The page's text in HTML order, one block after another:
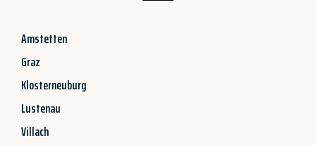
Amstetten
Graz
Klosterneuburg
Lustenau
Villach